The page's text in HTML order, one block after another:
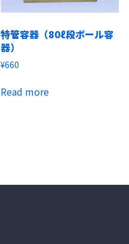
特管容器（80ℓ段ボール容
器）
¥660
Read more